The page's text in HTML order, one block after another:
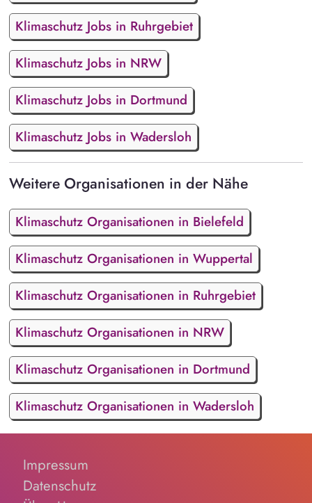
Klimaschutz Jobs in Ruhrgebiet
Klimaschutz Jobs in NRW
Klimaschutz Jobs in Dortmund
Klimaschutz Jobs in Wadersloh
Weitere Organisationen in der Nähe
Klimaschutz Organisationen in Bielefeld
Klimaschutz Organisationen in Wuppertal
Klimaschutz Organisationen in Ruhrgebiet
Klimaschutz Organisationen in NRW
Klimaschutz Organisationen in Dortmund
Klimaschutz Organisationen in Wadersloh
Impressum
Datenschutz